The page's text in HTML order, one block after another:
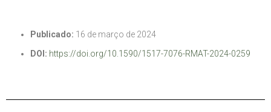
Publicado: 16 de março de 2024
DOI: https://doi.org/10.1590/1517-7076-RMAT-2024-0259